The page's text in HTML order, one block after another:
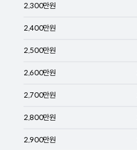
2,300만원
2,400만원
2,500만원
2,600만원
2,700만원
2,800만원
2,900만원